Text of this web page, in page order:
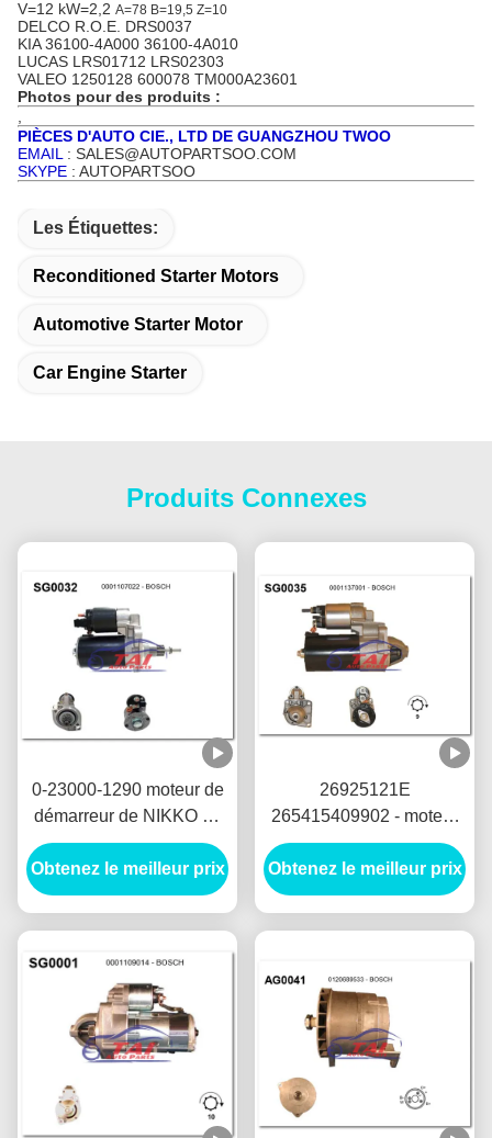
V=12 kW=2,2 A=78 B=19,5 Z=10
DELCO R.O.E. DRS0037
KIA 36100-4A000 36100-4A010
LUCAS LRS01712 LRS02303
VALEO 1250128 600078 TM000A23601
Photos pour des produits :
PIÈCES D'AUTO CIE., LTD DE GUANGZHOU TWOO
EMAIL : SALES@AUTOPARTSOO.COM
SKYPE : AUTOPARTSOO
Les Étiquettes:
Reconditioned Starter Motors
Automotive Starter Motor
Car Engine Starter
Produits Connexes
0-23000-1290 moteur de
démarreur de NIKKO de
moteur de démarreur des
pièces d'auto 0-23000-
1292 24V 5.5KW 11T
Obtenez le meilleur prix
26925121E
265415409902 - moteur
de démarreur de LUCAS
12V 1.7KW 8T
MOTORES DE
Obtenez le meilleur prix